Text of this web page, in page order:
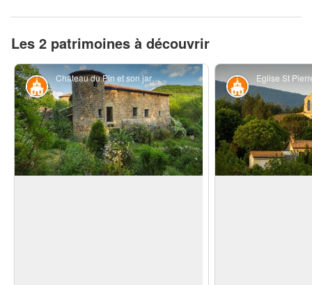
Les 2 patrimoines à découvrir
Château du Pin et son jardin au printemps - S.Bugnon-ASV
Patrimoine historique et religieux Patrimoine